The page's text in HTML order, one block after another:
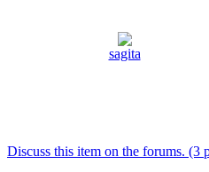
sagita
Discuss this item on the forums. (3